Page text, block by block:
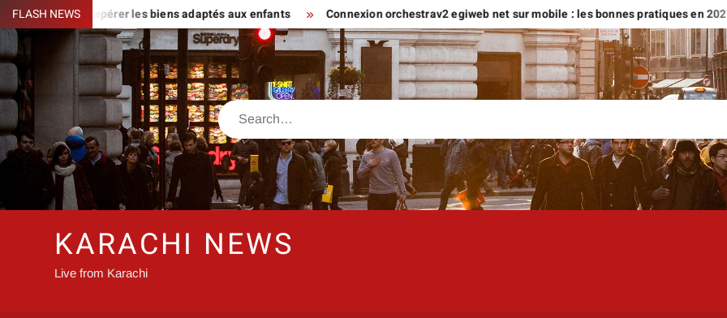
Skip
to
content
FLASH NEWS
familles : repérer les biens adaptés aux enfants Connexion orchestrav2 egiweb net sur mobile : les bonnes pratiques en 2026
Search
KARACHI NEWS
Live from Karachi